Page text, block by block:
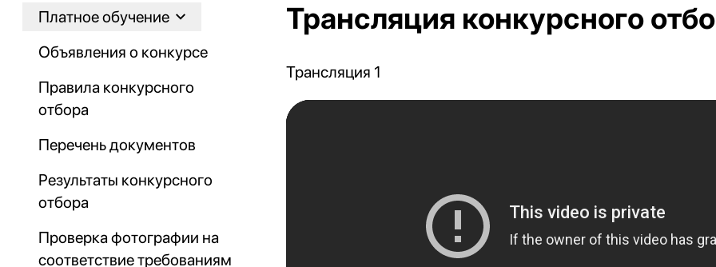
Платное обучение
Объявления о конкурсе
Правила конкурсного
отбора
Перечень документов
Результаты конкурсного
отбора
Проверка фотографии на
соответствие требованиям
Трансляция конкурсного
Трансляция 1